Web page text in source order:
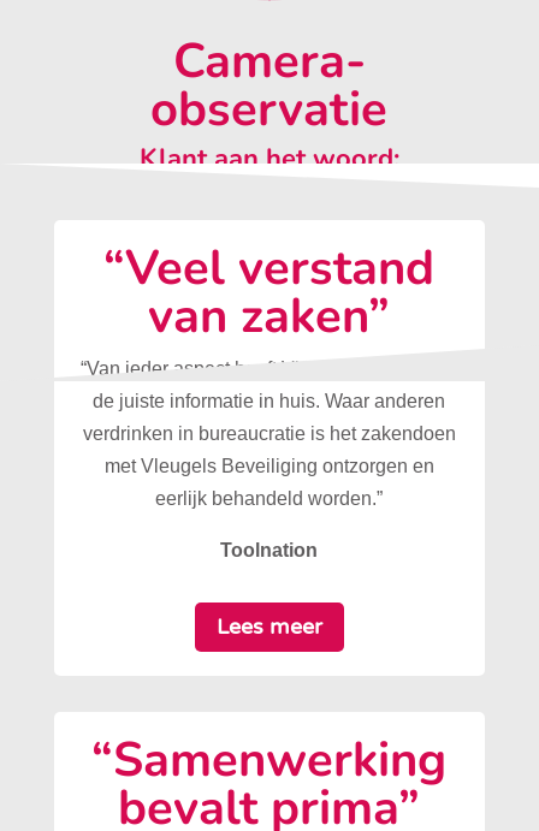
Camera-
observatie
Klant aan het woord:
“Veel verstand
van zaken”
“Van ieder aspect heeft Vleugels Beveiliging
de juiste informatie in huis. Waar anderen
verdrinken in bureaucratie is het zakendoen
met Vleugels Beveiliging ontzorgen en
eerlijk behandeld worden.”
Toolnation
Lees meer
“Samenwerking
bevalt prima”